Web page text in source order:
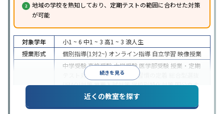
地域の学校を熟知しており、定期テストの範囲に合わせた対策
が可能
続きを見る
対象学年 小1 ~ 6 中1 ~ 3 高1 ~ 3 浪人生
授業形式
個別指導(1対2~) オンライン指導 自立学習 映像授業
中学受験高校受験大学受験 医学部受験 授業・定期
テスト対策
内申点対策 学習習慣の定着
(旧AO)対策推薦入試対策学校別特化対策国公立大
私大対策共通テスト対策
英語・英会話特化
近くの教室を探す